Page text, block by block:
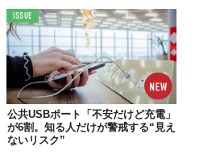
たくましく成犬となったペガサス。
しょっちゅう病気にかかり、アレルギー
が止まらなくなってはDaveさんに連れ
ISSUE
公共USBポート「不安だけど充電」
が6割。知る人だけが警戒する“見え
ないリスク”